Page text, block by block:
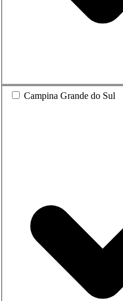
Campina Grande do Sul